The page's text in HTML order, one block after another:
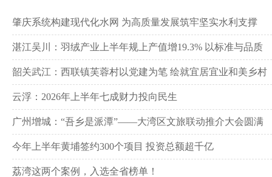
肇庆系统构建现代化水网 为高质量发展筑牢坚实水利支撑‌
湛江吴川：羽绒产业上半年规上产值增19.3% 以标准与品质
领跑全国赛道‌
韶关武江：西联镇芙蓉村以党建为笔 绘就宜居宜业和美乡村
新画卷‌
云浮：2026年上半年七成财力投向民生
广州增城：“吾乡是派潭”——大湾区文旅联动推介大会圆满
举行
今年上半年黄埔签约300个项目 投资总额超千亿
荔湾这两个案例，入选全省榜单！